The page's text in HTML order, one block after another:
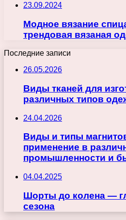
23.09.2024
Модное вязание
трендовая вязаная
Последние записи
26.05.2026
Виды тканей для
различных типов
24.04.2026
Виды и типы
применение в
промышленности и
04.04.2025
Шорты до колена —
сезона